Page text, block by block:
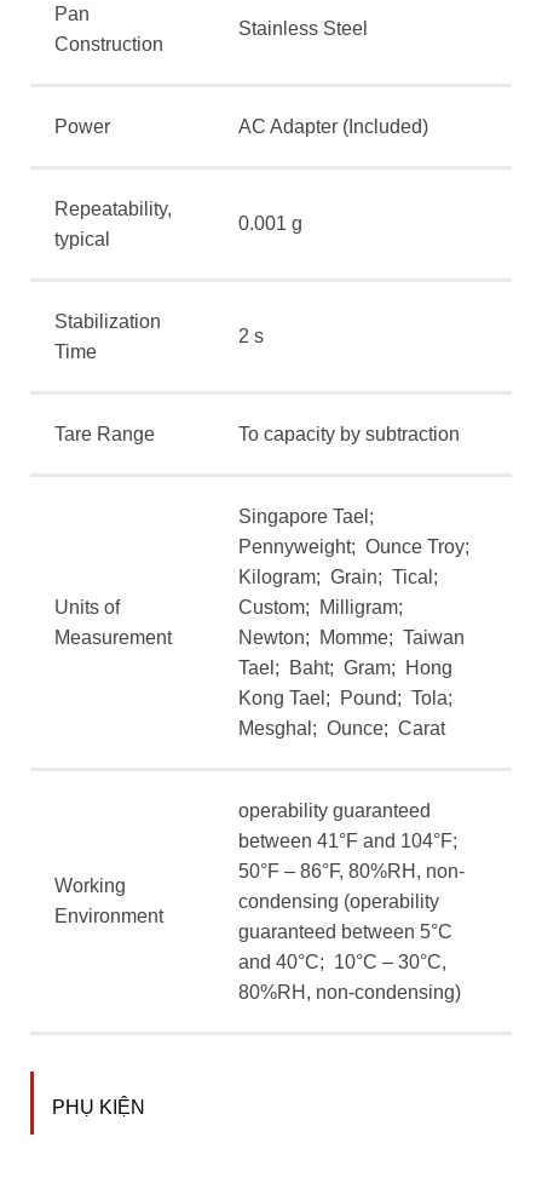
Pan
Construction
Stainless Steel
Power AC Adapter (Included)
Repeatability,
typical
0.001 g
Stabilization
Time
2 s
Tare Range To capacity by subtraction
Units of
Measurement
Singapore Tael;
Pennyweight; Ounce Troy;
Kilogram; Grain; Tical;
Custom; Milligram;
Newton; Momme; Taiwan
Tael; Baht; Gram; Hong
Kong Tael; Pound; Tola;
Mesghal; Ounce; Carat
Working
Environment
operability guaranteed
between 41°F and 104°F;
50°F – 86°F, 80%RH, non-
condensing (operability
guaranteed between 5°C
and 40°C; 10°C – 30°C,
80%RH, non-condensing)
PHỤ KIỆN